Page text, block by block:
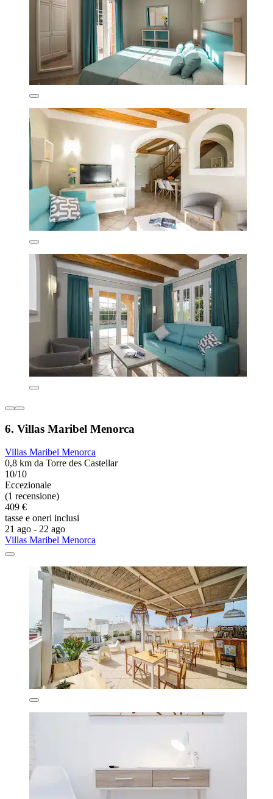
6. Villas Maribel Menorca
Villas Maribel Menorca
0,8 km da Torre des Castellar
10/10
Eccezionale
(1 recensione)
409 €
tasse e oneri inclusi
21 ago - 22 ago
Villas Maribel Menorca